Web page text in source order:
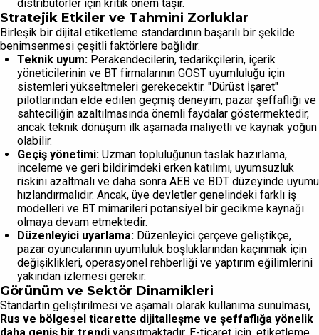
distribütörler için kritik önem taşır.
Stratejik Etkiler ve Tahmini Zorluklar
Birleşik bir dijital etiketleme standardının başarılı bir şekilde
benimsenmesi çeşitli faktörlere bağlıdır:
Teknik uyum: Perakendecilerin, tedarikçilerin, içerik
yöneticilerinin ve BT firmalarının GOST uyumluluğu için
sistemleri yükseltmeleri gerekecektir. "Dürüst İşaret"
pilotlarından elde edilen geçmiş deneyim, pazar şeffaflığı ve
sahteciliğin azaltılmasında önemli faydalar göstermektedir,
ancak teknik dönüşüm ilk aşamada maliyetli ve kaynak yoğun
olabilir.
Geçiş yönetimi: Uzman topluluğunun taslak hazırlama,
inceleme ve geri bildirimdeki erken katılımı, uyumsuzluk
riskini azaltmalı ve daha sonra AEB ve BDT düzeyinde uyumu
hızlandırmalıdır. Ancak, üye devletler genelindeki farklı iş
modelleri ve BT mimarileri potansiyel bir gecikme kaynağı
olmaya devam etmektedir.
Düzenleyici uyarlama: Düzenleyici çerçeve geliştikçe,
pazar oyuncularının uyumluluk boşluklarından kaçınmak için
değişiklikleri, operasyonel rehberliği ve yaptırım eğilimlerini
yakından izlemesi gerekir.
Görünüm ve Sektör Dinamikleri
Standartın geliştirilmesi ve aşamalı olarak kullanıma sunulması,
Rus ve bölgesel ticarette dijitalleşme ve şeffaflığa yönelik